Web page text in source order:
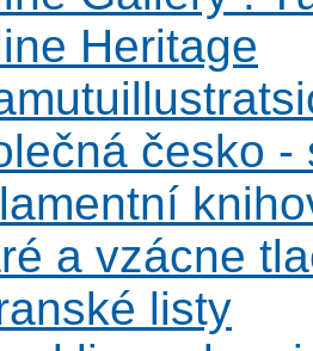
Heritage
česko
a vzácne
listy